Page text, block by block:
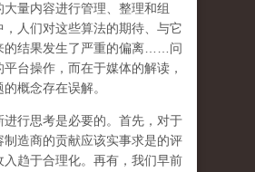
量内容进行管理、整理和组
，人们对这些算法的期待、与它
的结果发生了严重的偏离
问
台操作，而在于媒体的解读，
的概念存在误解。
进行思考是必要的。首先，对于
制造商的贡献应该实事求是的评
入趋于合理化。再有，我们早前